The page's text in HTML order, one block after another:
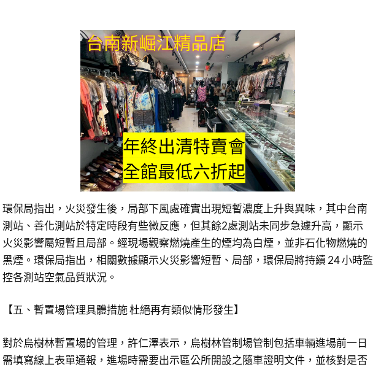
環保局指出，火災發生後，局部下風處確實出現短暫濃度上升與異味，其中台南
測站、善化測站於特定時段有些微反應，但其餘2處測站未同步急遽升高，顯示
火災影響屬短暫且局部。經現場觀察燃燒產生的煙均為白煙，並非石化物燃燒的
黑煙。環保局指出，相關數據顯示火災影響短暫、局部，環保局將持續 24 小時監
控各測站空氣品質狀況。
【五、暫置場管理具體措施 杜絕再有類似情形發生】
對於烏樹林暫置場的管理，許仁澤表示，烏樹林管制場管制包括車輛進場前一日
需填寫線上表單通報，進場時需要出示區公所開設之隨車證明文件，並核對是否